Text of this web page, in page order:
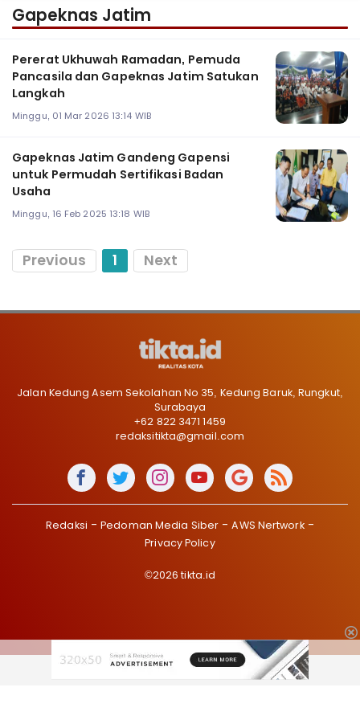
Gapeknas Jatim
Pererat Ukhuwah Ramadan, Pemuda
Pancasila dan Gapeknas Jatim Satukan
Langkah
Minggu, 01 Mar 2026 13:14 WIB
Gapeknas Jatim Gandeng Gapensi
untuk Permudah Sertifikasi Badan
Usaha
Minggu, 16 Feb 2025 13:18 WIB
Previous 1 Next
Jalan Kedung Asem Sekolahan No 35, Kedung Baruk, Rungkut,
Surabaya
+62 822 3471 1459
redaksitikta@gmail.com
Redaksi Pedoman Media Siber
AWS Nertwork
Privacy Policy
©2026 tikta.id